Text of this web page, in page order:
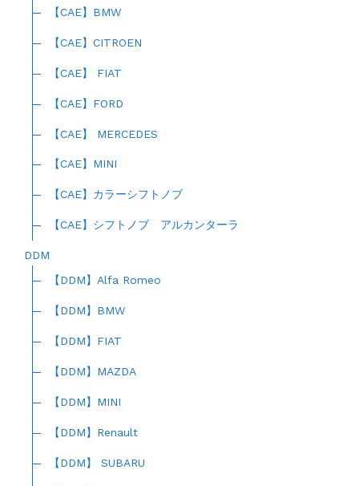
【CAE】BMW
【CAE】CITROEN
【CAE】 FIAT
【CAE】FORD
【CAE】 MERCEDES
【CAE】MINI
【CAE】カラーシフトノブ
【CAE】シフトノブ アルカンターラ
DDM
【DDM】Alfa Romeo
【DDM】BMW
【DDM】FIAT
【DDM】MAZDA
【DDM】MINI
【DDM】Renault
【DDM】 SUBARU